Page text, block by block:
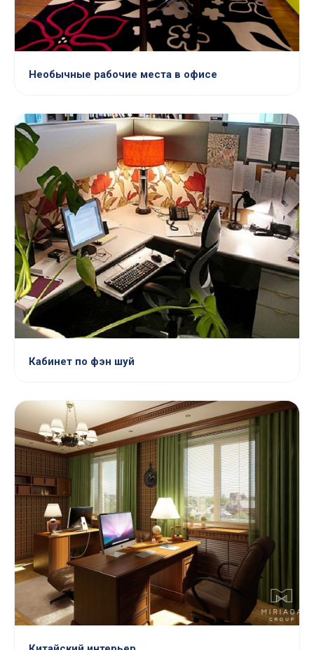
Необычные рабочие места в офисе
Кабинет по фэн шуй